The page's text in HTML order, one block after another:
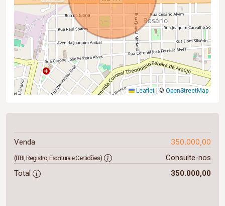
Leaflet © OpenStreetMap
Venda 350.000,00
(ITBI, Registro, Escritura e Certidões)
Consulte-nos
Total
350.000,00